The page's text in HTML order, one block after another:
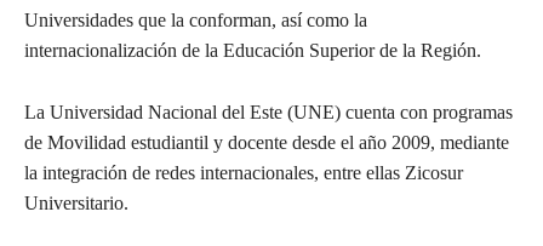
Universidades que la conforman, así como la
internacionalización de la Educación Superior de la Región.
La Universidad Nacional del Este (UNE) cuenta con programas
de Movilidad estudiantil y docente desde el año 2009, mediante
la integración de redes internacionales, entre ellas Zicosur
Universitario.